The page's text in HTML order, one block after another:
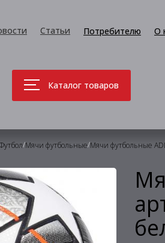
Статьи Потребителю О
Каталог товаров
/Мячи футбольные/Мячи футбольные